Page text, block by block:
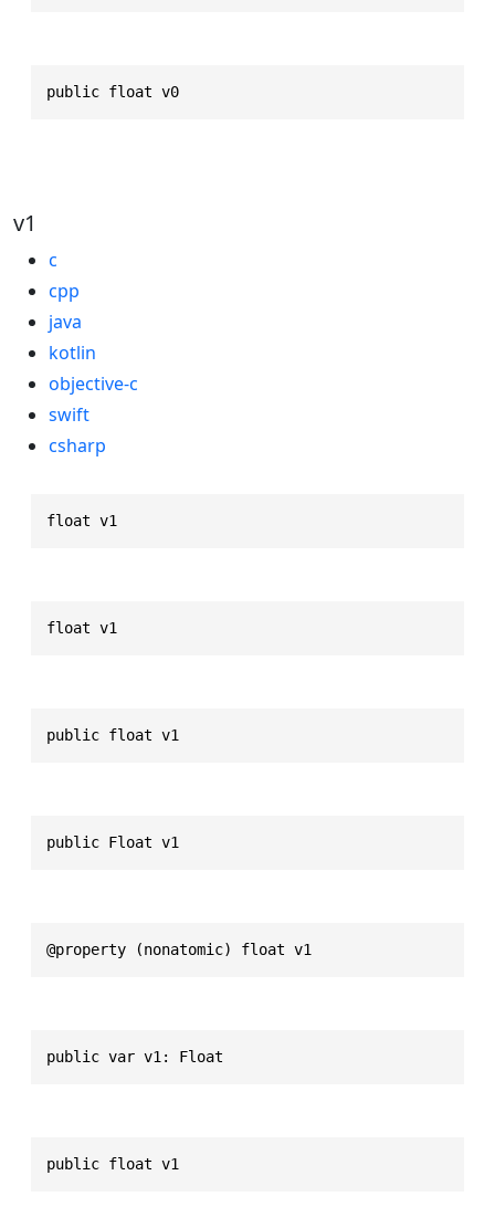
public float v0
v1
c
cpp
java
kotlin
objective-c
swift
csharp
float v1
float v1
public float v1
public Float v1
@property (nonatomic) float v1
public var v1: Float
public float v1